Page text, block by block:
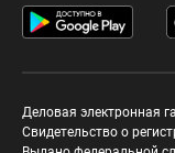
Деловая электронная
Свидетельство о